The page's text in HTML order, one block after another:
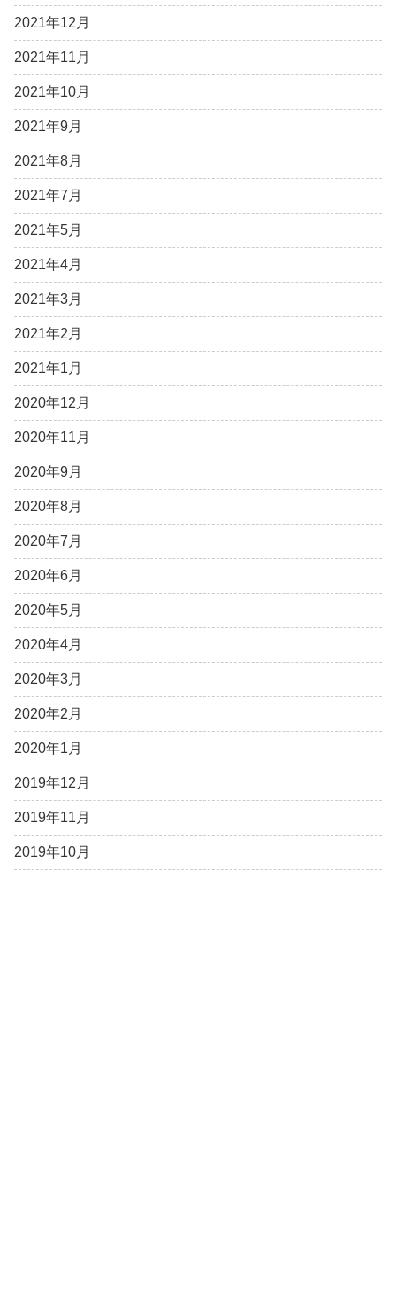
2021年12月
2021年11月
2021年10月
2021年9月
2021年8月
2021年7月
2021年5月
2021年4月
2021年3月
2021年2月
2021年1月
2020年12月
2020年11月
2020年9月
2020年8月
2020年7月
2020年6月
2020年5月
2020年4月
2020年3月
2020年2月
2020年1月
2019年12月
2019年11月
2019年10月